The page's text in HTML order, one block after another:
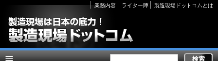
Secondary
links
業務内容 ライター陣 製造現場ドットコムとは